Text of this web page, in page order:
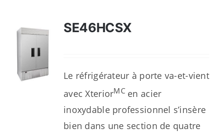
SE46HCSX
Le réfrigérateur à porte va-et-vient
avec XteriorMCen acier
inoxydable professionnel s’insère
bien dans une section de quatre